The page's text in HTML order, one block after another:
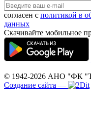
согласен с политикой в
данных
Скачивайте мобильное
© 1942-2026 АНО "ФК
Создание сайта —